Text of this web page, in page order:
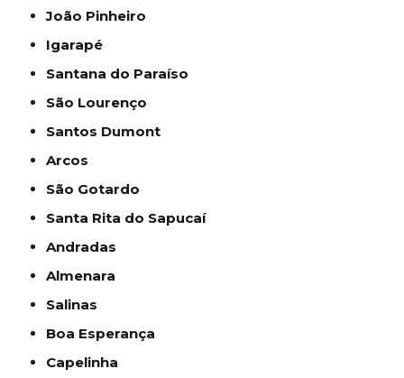
João Pinheiro
Igarapé
Santana do Paraíso
São Lourenço
Santos Dumont
Arcos
São Gotardo
Santa Rita do Sapucaí
Andradas
Almenara
Salinas
Boa Esperança
Capelinha